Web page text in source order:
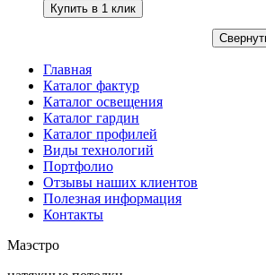
Купить в 1 клик
Главная
Каталог фактур
Каталог освещения
Каталог гардин
Каталог профилей
Виды технологий
Портфолио
Отзывы наших клиентов
Полезная информация
Контакты
Маэстро